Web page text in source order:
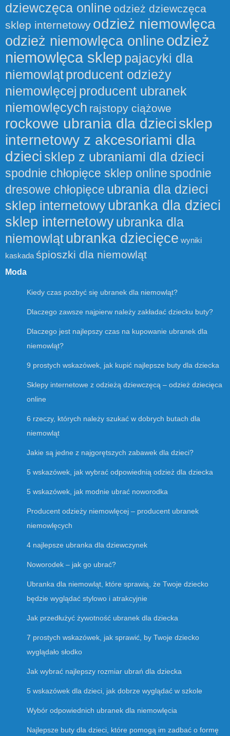
dziewczęca online odzież dziewczęca
sklep internetowy odzież niemowlęca
odzież niemowlęca online odzież
niemowlęca sklep pajacyki dla
niemowlątproducent odzieży
niemowlęcej producent ubranek
niemowlęcych rajstopy ciążowe
rockowe ubrania dla dziecisklep
internetowy z akcesoriami dla
dzieci sklep z ubraniami dla dzieci
spodnie chłopięce sklep onlinespodnie
dresowe chłopięce ubrania dla dzieci
sklep internetowyubranka dla dzieci
sklep internetowyubranka dla
niemowlątubranka dziecięce wyniki
kaskada śpioszki dla niemowląt
Moda
Kiedy czas pozbyć się ubranek dla niemowląt?
Dlaczego zawsze najpierw należy zakładać dziecku buty?
Dlaczego jest najlepszy czas na kupowanie ubranek dla
niemowląt?
9 prostych wskazówek, jak kupić najlepsze buty dla dziecka
Sklepy internetowe z odzieżą dziewczęcą – odzież dziecięca
online
6 rzeczy, których należy szukać w dobrych butach dla
niemowląt
Jakie są jedne z najgorętszych zabawek dla dzieci?
5 wskazówek, jak wybrać odpowiednią odzież dla dziecka
5 wskazówek, jak modnie ubrać noworodka
Producent odzieży niemowlęcej – producent ubranek
niemowlęcych
4 najlepsze ubranka dla dziewczynek
Noworodek – jak go ubrać?
Ubranka dla niemowląt, które sprawią, że Twoje dziecko
będzie wyglądać stylowo i atrakcyjnie
Jak przedłużyć żywotność ubranek dla dziecka
7 prostych wskazówek, jak sprawić, by Twoje dziecko
wyglądało słodko
Jak wybrać najlepszy rozmiar ubrań dla dziecka
5 wskazówek dla dzieci, jak dobrze wyglądać w szkole
Wybór odpowiednich ubranek dla niemowlęcia
Najlepsze buty dla dzieci, które pomogą im zadbać o formę